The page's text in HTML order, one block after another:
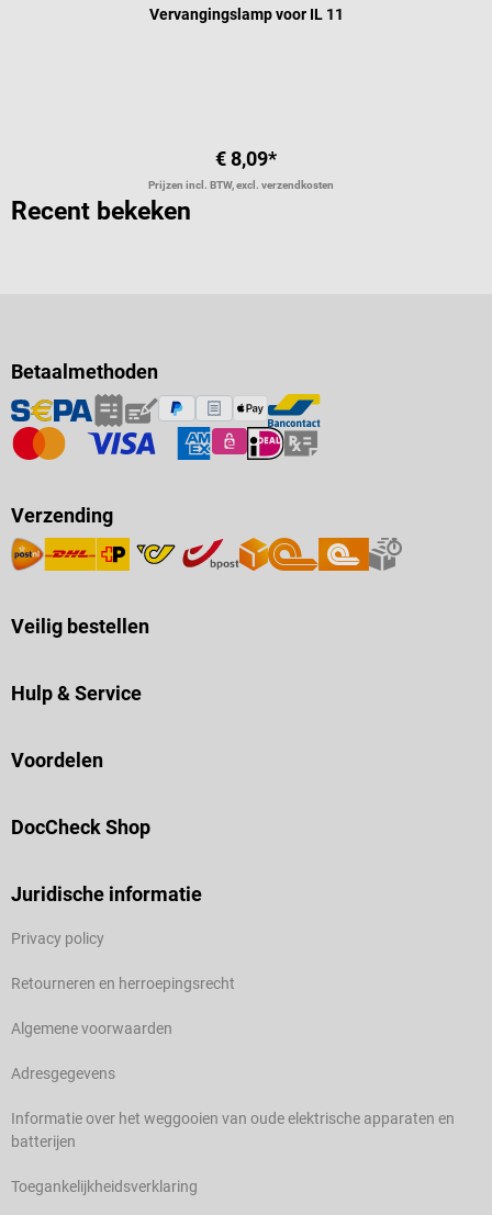
Vervangingslamp voor IL 11
€ 8,09*
Prijzen incl. BTW, excl. verzendkosten
Recent bekeken
Betaalmethoden
Verzending
Veilig bestellen
Hulp & Service
Voordelen
DocCheck Shop
Juridische informatie
Privacy policy
Retourneren en herroepingsrecht
Algemene voorwaarden
Adresgegevens
Informatie over het weggooien van oude elektrische apparaten en
batterijen
Toegankelijkheidsverklaring